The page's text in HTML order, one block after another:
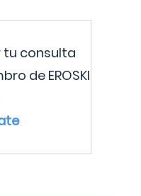
tu consulta
de EROSKI